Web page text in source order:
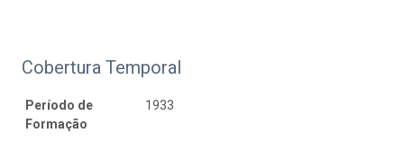
Cobertura Temporal
Período de
Formação
1933